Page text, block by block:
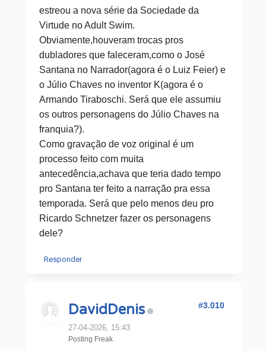
estreou a nova série da Sociedade da
Virtude no Adult Swim.
Obviamente,houveram trocas pros
dubladores que faleceram,como o José
Santana no Narrador(agora é o Luiz Feier) e
o Júlio Chaves no inventor K(agora é o
Armando Tiraboschi. Será que ele assumiu
os outros personagens do Júlio Chaves na
franquia?).
Como gravação de voz original é um
processo feito com muita
antecedência,achava que teria dado tempo
pro Santana ter feito a narração pra essa
temporada. Será que pelo menos deu pro
Ricardo Schnetzer fazer os personagens
dele?
Responder
DavidDenis
27-04-2026, 15:43
Posting Freak
#3.010